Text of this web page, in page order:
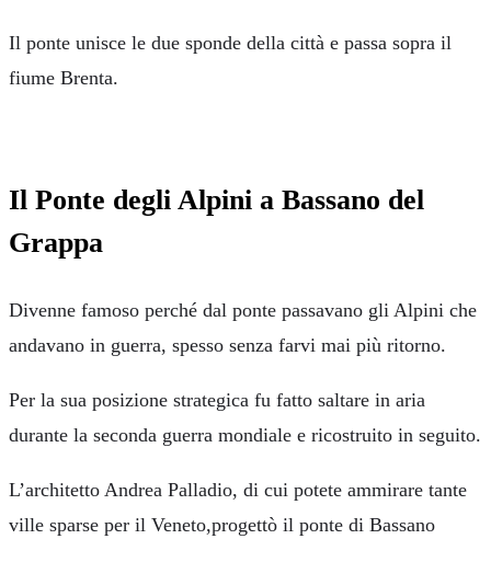
Il ponte unisce le due sponde della città e passa sopra il
fiume Brenta.
Il Ponte degli Alpini a Bassano del
Grappa
Divenne famoso perché dal ponte passavano gli Alpini che
andavano in guerra, spesso senza farvi mai più ritorno.
Per la sua posizione strategica fu fatto saltare in aria
durante la seconda guerra mondiale e ricostruito in seguito.
L’architetto Andrea Palladio, di cui potete ammirare tante
ville sparse per il Veneto,progettò il ponte di Bassano